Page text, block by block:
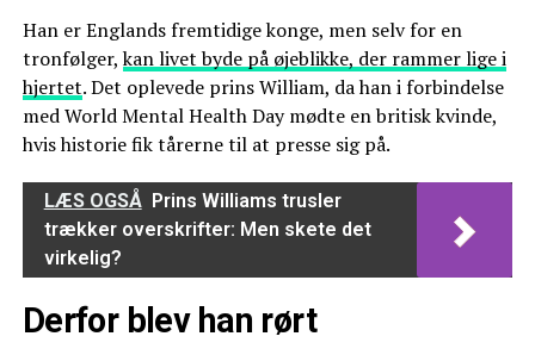
Han er Englands fremtidige konge, men selv for en
tronfølger,kan livet byde på øjeblikke, der rammer lige i
hjertet. Det oplevede prins William, da han i forbindelse
med World Mental Health Day mødte en britisk kvinde,
hvis historie fik tårerne til at presse sig på.
LÆS OGSÅ Prins Williams trusler
trækker overskrifter: Men skete det
virkelig?
Derfor blev han rørt